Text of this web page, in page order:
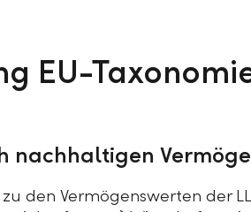
EU-
nachhaltigen
den Vermögenswerten der